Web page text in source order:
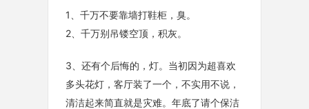
1、千万不要靠墙打鞋柜，臭。
2、千万别吊镂空顶，积灰。
3、还有个后悔的，灯。当初因为超喜欢
多头花灯，客厅装了一个，不实用不说，
清洁起来简直就是灾难。年底了请个保洁